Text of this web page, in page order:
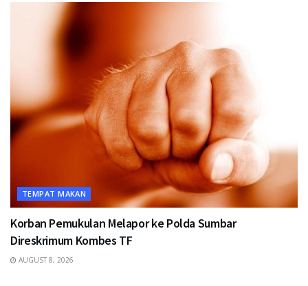
TEMPAT MAKAN
Korban Pemukulan Melapor ke Polda Sumbar
Direskrimum Kombes TF
AUGUST 8, 2026